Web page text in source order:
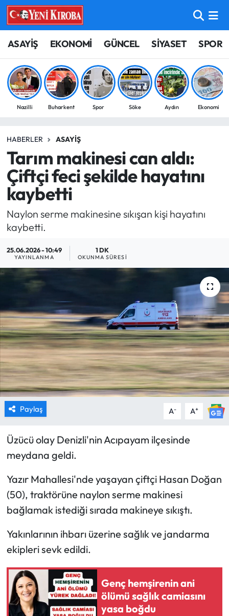
ASAYİŞ EKONOMİ GÜNCEL SİYASET SPOR
Nazilli Buharkent Spor Söke Aydın Ekonomi
HABERLER ASAYIŞ
Tarım makinesi can aldı:
Çiftçi feci şekilde hayatını
kaybetti
Naylon serme makinesine sıkışan kişi hayatını
kaybetti.
25.06.2026 - 10:49
YAYINLANMA
1 DK
OKUNMA SÜRESI
Paylaş A- A+
Üzücü olay Denizli'nin Acıpayam ilçesinde
meydana geldi.
Yazır Mahallesi'nde yaşayan çiftçi Hasan Doğan
(50), traktörüne naylon serme makinesi
bağlamak istediği sırada makineye sıkıştı.
Yakınlarının ihbarı üzerine sağlık ve jandarma
ekipleri sevk edildi.
Genç hemşirenin ani
ölümü sağlık camiasını
yasa boğdu
ASAYİŞ
BİLİM-TEKNOLOJİ
ÇEVRE
EĞİTİM
EKONOMİ
GÜNCEL
GÜNDEM
MAGAZİN
SAĞLIK
SİYASET
SPOR
TARIM
TURİZM
YAŞAM
HABER İLAN
Aydın Nöbetçi Eczaneler
Aydın Hava Durumu
Aydin Namaz Vakitleri
Süper Lig Puan Durumu ve Fikstür
Tüm Manşetler
Son Dakika Haberleri
Haber Arşivi